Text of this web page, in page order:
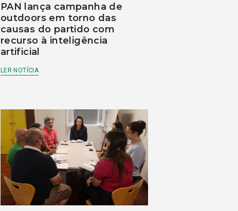
PAN lança campanha de
outdoors em torno das
causas do partido com
recurso à inteligência
artificial
LER NOTÍCIA